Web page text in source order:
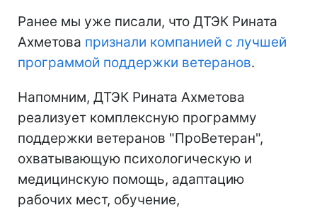
Ранее мы уже писали, что ДТЭК Рината
Ахметова признали компанией с лучшей
программой поддержки ветеранов.
Напомним, ДТЭК Рината Ахметова
реализует комплексную программу
поддержки ветеранов "ПроВетеран",
охватывающую психологическую и
медицинскую помощь, адаптацию
рабочих мест, обучение,